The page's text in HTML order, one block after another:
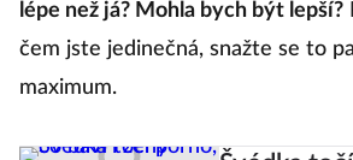
lépe než já? Mohla bych být lepší?
čem jste jedinečná, snažte se to
maximum.